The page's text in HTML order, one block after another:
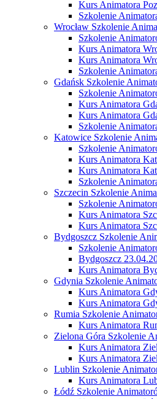
Kurs Animatora
Szkolenie
Wrocław Szkolenie
Szkolenie
Kurs Animatora
Kurs Animatora
Szkolenie
Gdańsk Szkolenie
Szkolenie
Kurs Animatora
Kurs Animatora
Szkolenie
Katowice Szkolenie
Szkolenie
Kurs Animatora
Kurs Animatora
Szkolenie
Szczecin Szkolenie
Szkolenie
Kurs Animatora
Kurs Animatora
Bydgoszcz Szkolenie
Szkolenie
Bydgoszcz
Kurs Animatora
Gdynia Szkolenie
Kurs Animatora
Kurs Animatora
Rumia Szkolenie
Kurs Animatora
Zielona Góra Szkolenie
Kurs Animatora
Kurs Animatora
Lublin Szkolenie
Kurs Animatora
Łódź Szkolenie